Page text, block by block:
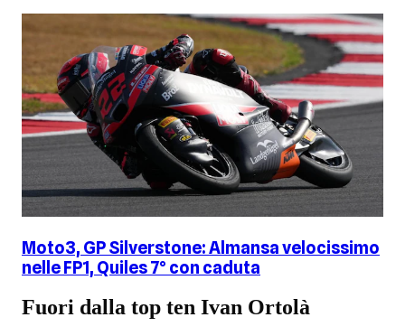
Moto3, GP Silverstone: Almansa velocissimo
nelle FP1, Quiles 7° con caduta
Fuori dalla top ten Ivan Ortolà